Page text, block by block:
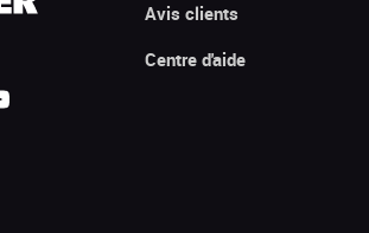
Avis clients
Centre d'aide